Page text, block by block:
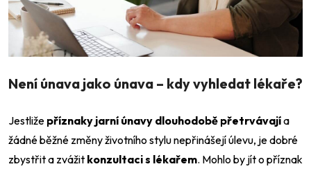
Není únava jako únava – kdy vyhledat lékaře?
Jestliže příznaky jarní únavy dlouhodobě přetrvávajía
žádné běžné změny životního stylu nepřinášejí úlevu, je dobré
zbystřit a zvážit konzultaci s lékařem. Mohlo by jít o příznak